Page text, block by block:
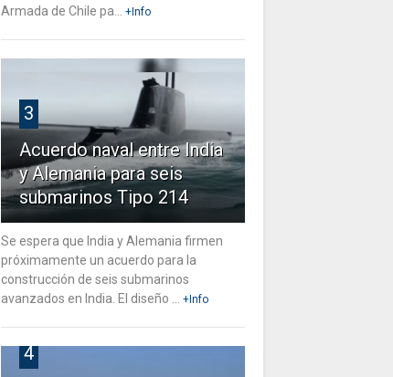
Armada de Chile pa...
+Info
3
Acuerdo naval entre India
y Alemania para seis
submarinos Tipo 214
Se espera que India y Alemania firmen
próximamente un acuerdo para la
construcción de seis submarinos
avanzados en India. El diseño ...
+Info
4